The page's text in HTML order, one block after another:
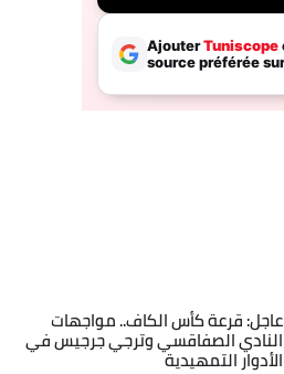
عاجل: قرعة كأس الكاف.. مواجهات
النادي الصفاقسي وترجي جرجيس في
الأدوار التمهيدية